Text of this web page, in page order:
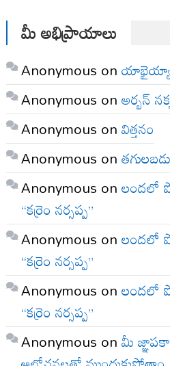
మీ అభిప్రాయాలు
Anonymous on
Anonymous onఅర్బన్
Anonymous onవిత్తనం
Anonymous on
Anonymous onలందలో
“కర్రెం నర్సప్ప”
Anonymous onలందలో
“కర్రెం నర్సప్ప”
Anonymous onలందలో
“కర్రెం నర్సప్ప”
Anonymous onమీ